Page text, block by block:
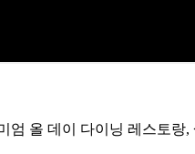
엄 올 데이 다이닝 레스토랑,